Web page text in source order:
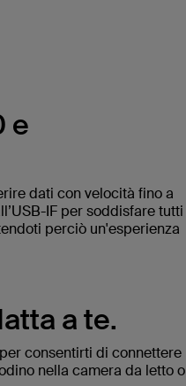
e
dati con velocità fino a
IF per soddisfare tutti
perciò un'esperienza
a te.
consentirti di connettere
nella camera da letto o